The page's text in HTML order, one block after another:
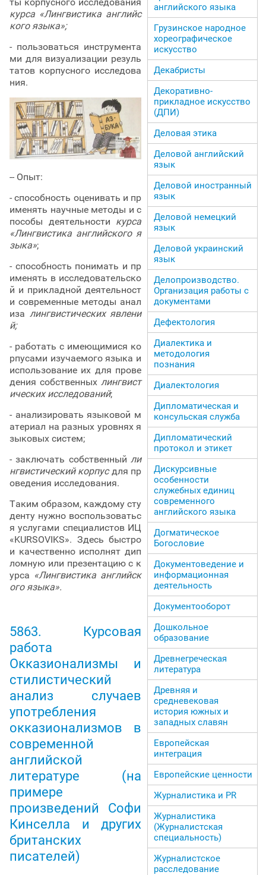
ты корпусного исследования
курса «Лингвистика английс
кого языка»;
- пользоваться инструмента
ми для визуализации резуль
татов корпусного исследова
ния.
-- Опыт:
- способность оценивать и пр
именять научные методы и с
пособы деятельности курса
«Лингвистика английского я
зыка»;
- способность понимать и пр
именять в исследовательско
й и прикладной деятельност
и современные методы анал
иза лингвистических явлени
й;
- работать с имеющимися ко
рпусами изучаемого языка и
использование их для прове
дения собственных лингвист
ических исследований;
- анализировать языковой м
атериал на разных уровнях я
зыковых систем;
- заключать собственный ли
нгвистический корпусдля пр
оведения исследования.
Таким образом, каждому сту
денту нужно воспользоватьс
я услугами специалистов ИЦ
«KURSOVIKS». Здесь быстро
и качественно исполнят дип
ломную или презентацию с к
урса «Лингвистика английск
ого языка».
5863. Курсовая
работа
Окказионализмы и
стилистический
анализ случаев
употребления
окказионализмов в
современной
английской
литературе (на
примере
произведений Софи
Кинселла и других
британских
писателей)
английского языка
Грузинское народное
хореографическое
искусство
Декабристы
Декоративно-
прикладное искусство
(ДПИ)
Деловая этика
Деловой английский
язык
Деловой иностранный
язык
Деловой немецкий
язык
Деловой украинский
язык
Делопроизводство.
Организация работы с
документами
Дефектология
Диалектика и
методология
познания
Диалектология
Дипломатическая и
консульская служба
Дипломатический
протокол и этикет
Дискурсивные
особенности
служебных единиц
современного
английского языка
Догматическое
Богословие
Документоведение и
информационная
деятельность
Документооборот
Дошкольное
образование
Древнегреческая
литература
Древняя и
средневековая
история южных и
западных славян
Европейская
интеграция
Европейские ценности
Журналистика и PR
Журналистика
(Журналистская
специальность)
Журналистское
расследование